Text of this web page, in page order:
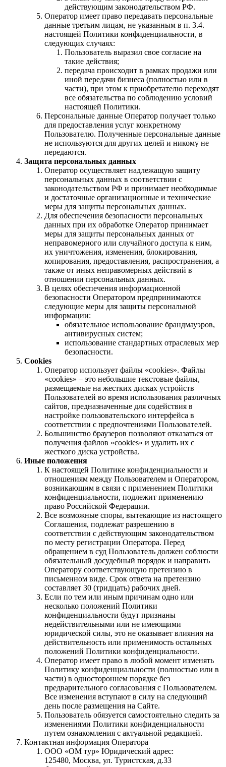
действующим законодательством РФ.
Оператор имеет право передавать персональные
данные третьим лицам, не указанным в п. 3.4.
настоящей Политики конфиденциальности, в
следующих случаях:
Пользователь выразил свое согласие на
такие действия;
передача происходит в рамках продажи или
иной передачи бизнеса (полностью или в
части), при этом к приобретателю переходят
все обязательства по соблюдению условий
настоящей Политики.
Персональные данные Оператор получает только
для предоставления услуг конкретному
Пользователю. Полученные персональные данные
не используются для других целей и никому не
передаются.
Защита персональных данных
Оператор осуществляет надлежащую защиту
персональных данных в соответствии с
законодательством РФ и принимает необходимые
и достаточные организационные и технические
меры для защиты персональных данных.
Для обеспечения безопасности персональных
данных при их обработке Оператор принимает
меры для защиты персональных данных от
неправомерного или случайного доступа к ним,
их уничтожения, изменения, блокирования,
копирования, предоставления, распространения, а
также от иных неправомерных действий в
отношении персональных данных.
В целях обеспечения информационной
безопасности Оператором предпринимаются
следующие меры для защиты персональной
информации:
обязательное использование брандмауэров,
антивирусных систем;
использование стандартных отраслевых мер
безопасности.
Cookies
Оператор использует файлы «cookies». Файлы
«cookies» – это небольшие текстовые файлы,
размещаемые на жестких дисках устройств
Пользователей во время использования различных
сайтов, предназначенные для содействия в
настройке пользовательского интерфейса в
соответствии с предпочтениями Пользователей.
Большинство браузеров позволяют отказаться от
получения файлов «cookies» и удалить их с
жесткого диска устройства.
Иные положения
К настоящей Политике конфиденциальности и
отношениям между Пользователем и Оператором,
возникающим в связи с применением Политики
конфиденциальности, подлежит применению
право Российской Федерации.
Все возможные споры, вытекающие из настоящего
Соглашения, подлежат разрешению в
соответствии с действующим законодательством
по месту регистрации Оператора. Перед
обращением в суд Пользователь должен соблюсти
обязательный досудебный порядок и направить
Оператору соответствующую претензию в
письменном виде. Срок ответа на претензию
составляет 30 (тридцать) рабочих дней.
Если по тем или иным причинам одно или
несколько положений Политики
конфиденциальности будут признаны
недействительными или не имеющими
юридической силы, это не оказывает влияния на
действительность или применимость остальных
положений Политики конфиденциальности.
Оператор имеет право в любой момент изменять
Политику конфиденциальности (полностью или в
части) в одностороннем порядке без
предварительного согласования с Пользователем.
Все изменения вступают в силу на следующий
день после размещения на Сайте.
Пользователь обязуется самостоятельно следить за
изменениями Политики конфиденциальности
путем ознакомления с актуальной редакцией.
Контактная информация Оператора
ООО «ОМ тур» Юридический адрес:
125480, Москва, ул. Туристская, д.33